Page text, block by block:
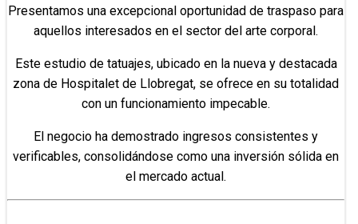
Presentamos una excepcional oportunidad de traspaso para
aquellos interesados en el sector del arte corporal.
Este estudio de tatuajes, ubicado en la nueva y destacada
zona de Hospitalet de Llobregat, se ofrece en su totalidad
con un funcionamiento impecable.
El negocio ha demostrado ingresos consistentes y
verificables, consolidándose como una inversión sólida en
el mercado actual.